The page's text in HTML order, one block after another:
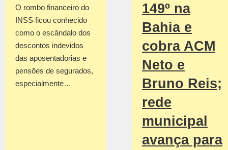
O rombo financeiro do
INSS ficou conhecido
como o escândalo dos
descontos indevidos
das aposentadorias e
pensões de segurados,
especialmente…
149º na
Bahia e
cobra ACM
Neto e
Bruno Reis;
rede
municipal
avança para